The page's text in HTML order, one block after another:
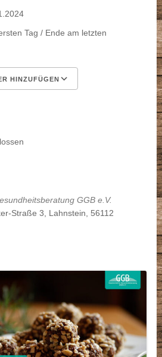
Tag / Ende am letzten
HINZUFÜGEN
GGB e.V.
Straße 3, Lahnstein, 56112